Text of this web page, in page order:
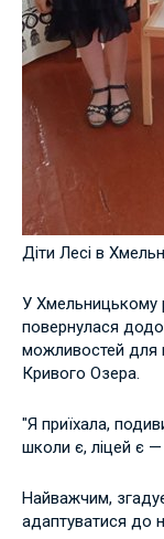
Діти Лесі в
У Хмельницькому
повернулася
можливостей для
Кривого Озера.
"Я приїхала,
школи є, ліцей є —
Найважчим,
адаптуватися до